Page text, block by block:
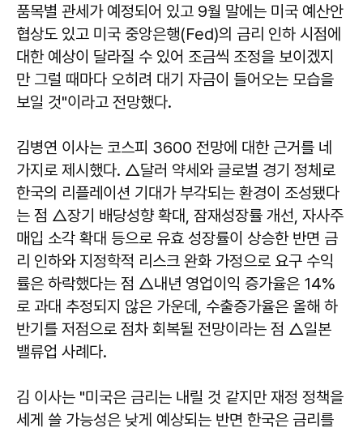
품목별 관세가 예정되어 있고 9월 말에는 미국 예산안
협상도 있고 미국 중앙은행(Fed)의 금리 인하 시점에
대한 예상이 달라질 수 있어 조금씩 조정을 보이겠지
만 그럴 때마다 오히려 대기 자금이 들어오는 모습을
보일 것"이라고 전망했다.
김병연 이사는 코스피 3600 전망에 대한 근거를 네
가지로 제시했다. △달러 약세와 글로벌 경기 정체로
한국의 리플레이션 기대가 부각되는 환경이 조성됐다
는 점 △장기 배당성향 확대, 잠재성장률 개선, 자사주
매입 소각 확대 등으로 유효 성장률이 상승한 반면 금
리 인하와 지정학적 리스크 완화 가정으로 요구 수익
률은 하락했다는 점 △내년 영업이익 증가율은 14%
로 과대 추정되지 않은 가운데, 수출증가율은 올해 하
반기를 저점으로 점차 회복될 전망이라는 점 △일본
밸류업 사례다.
김 이사는 "미국은 금리는 내릴 것 같지만 재정 정책을
세게 쓸 가능성은 낮게 예상되는 반면 한국은 금리를